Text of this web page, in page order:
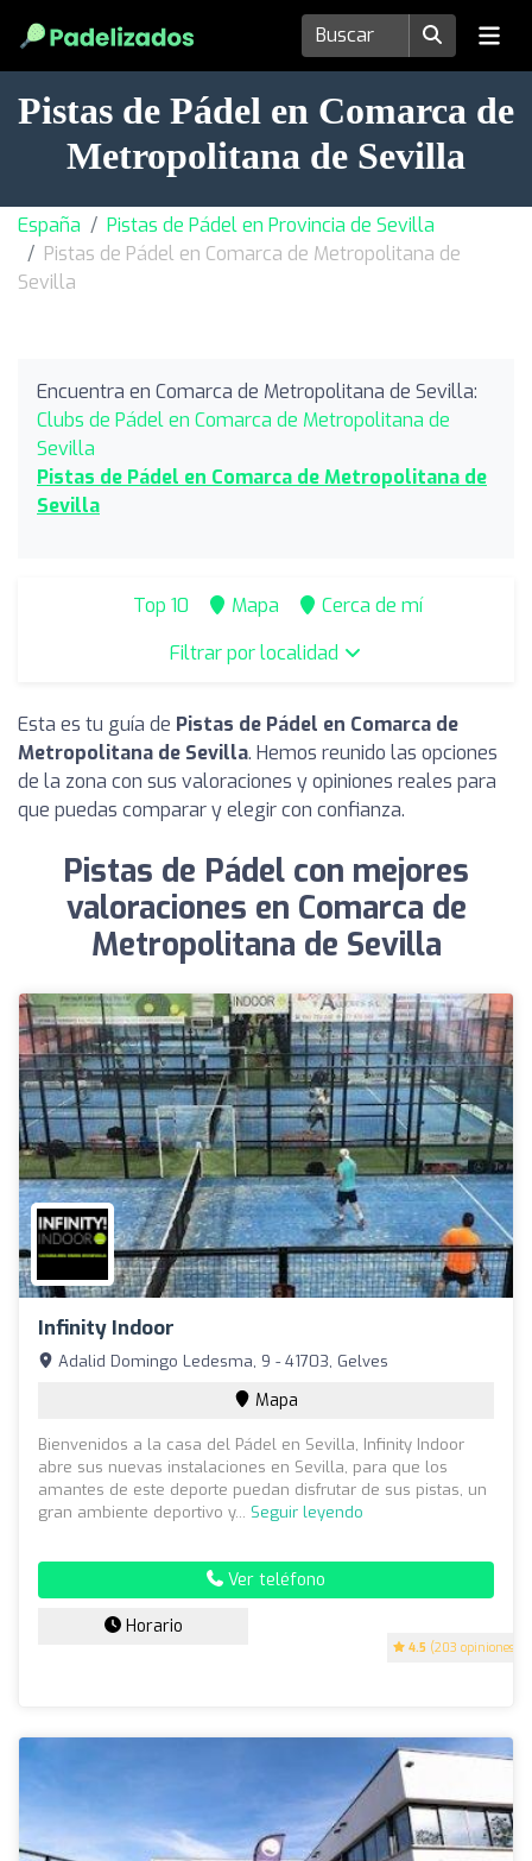
Pistas de Pádel en Comarca de
Metropolitana de Sevilla
España
Pistas de Pádel en Provincia de Sevilla
Pistas de Pádel en Comarca de Metropolitana de
Sevilla
Encuentra en Comarca de Metropolitana de Sevilla:
Clubs de Pádel en Comarca de Metropolitana de
Sevilla
Pistas de Pádel en Comarca de Metropolitana de
Sevilla
Top 10 Mapa
Cerca de mí
Filtrar por localidad
Esta es tu guía de Pistas de Pádel en Comarca de
Metropolitana de Sevilla. Hemos reunido las opciones
de la zona con sus valoraciones y opiniones reales para
que puedas comparar y elegir con confianza.
Pistas de Pádel con mejores
valoraciones en Comarca de
Metropolitana de Sevilla
Infinity Indoor
4.5 (203 opiniones)
Adalid Domingo Ledesma, 9 - 41703, Gelves
Mapa
Bienvenidos a la casa del Pádel en Sevilla, Infinity Indoor
abre sus nuevas instalaciones en Sevilla, para que los
amantes de este deporte puedan disfrutar de sus pistas, un
gran ambiente deportivo y... Seguir leyendo
Ver teléfono
Horario